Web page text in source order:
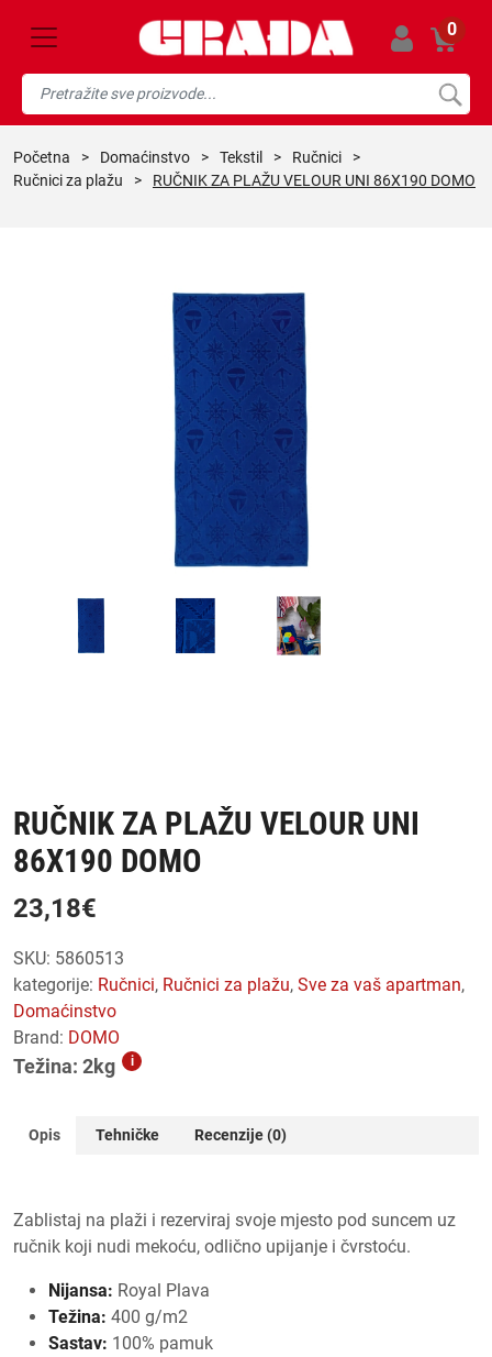
0
početna > domaćinstvo > tekstil > ručnici
>
ručnici za plažu
> RUČNIK ZA PLAŽU VELOUR UNI 86X190 DOMO
RUČNIK ZA PLAŽU VELOUR UNI
86X190 DOMO
23,18€
SKU: 5860513
kategorije:
ručnici, ručnici za plažu, sve za vaš apartman,
domaćinstvo
Brand: DOMO
Težina: 2kg i
Opis Tehničke Recenzije (0)
Zablistaj na plaži i rezerviraj svoje mjesto pod suncem uz
ručnik koji nudi mekoću, odlično upijanje i čvrstoću.
Nijansa: Royal Plava
Težina: 400 g/m2
Sastav: 100% pamuk